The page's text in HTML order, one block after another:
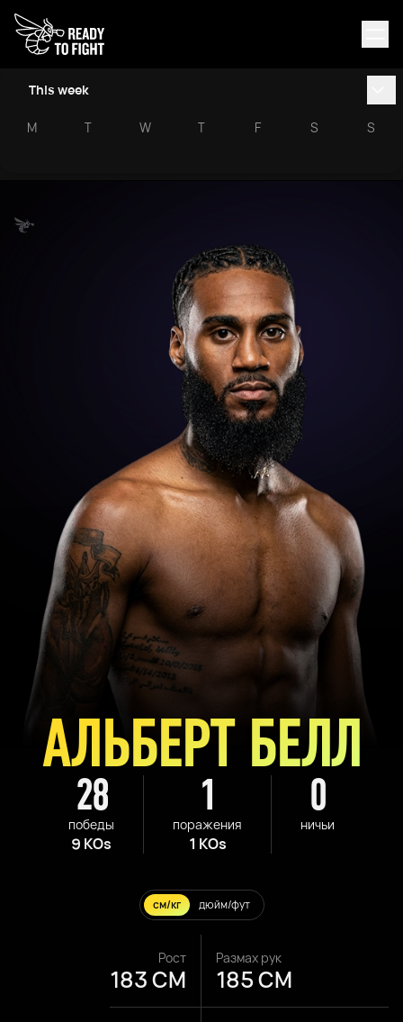
This week
M T W T F S S
28
победы
9 KOs
1
поражения
1 KOs
0
ничьи
АЛЬБЕРТ БЕЛЛ
см/кг дюйм/фут
Рост
183 CM
Размах рук
185 CM